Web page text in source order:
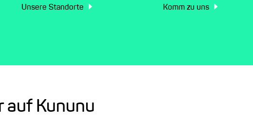
Unsere Standorte
Komm zu uns
auf Kununu